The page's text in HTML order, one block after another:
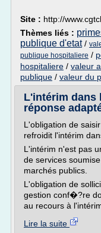
Site : http://
Thèmes liés :
publique d'etat/
publique hospitaliere /
hospitaliere / valeur
publique / valeur du
L'intérim dans
réponse
L'obligation de
refroidit l'intérim
L'intérim n'est pas
de services
marchés publics.
L'obligation de
gestion conf�?re
au recours à l'intérim
Lire la suite